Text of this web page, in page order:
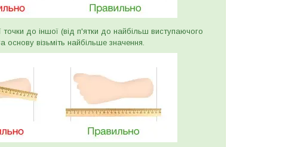
точки до іншої (від п'ятки до найбільш виступаючого
візьміть найбільше значення.